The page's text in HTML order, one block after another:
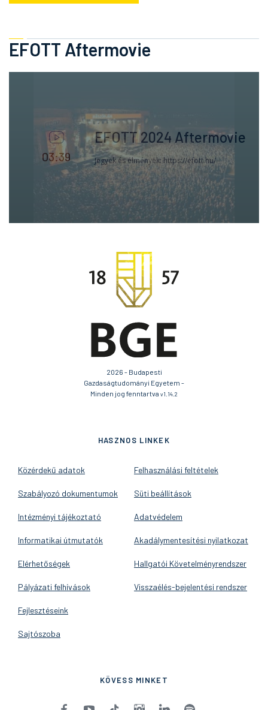
EFOTT Aftermovie
03:39
EFOTT 2024 Aftermovie
Jegyek és élmények: https://efott.hu/
2026 - Budapesti
Gazdaságtudományi Egyetem -
Minden jog fenntartva v1.14.2
HASZNOS LINKEK
Közérdekű adatok
Szabályozó dokumentumok
Intézményi tájékoztató
Informatikai útmutatók
Elérhetőségek
Pályázati felhívások
Fejlesztéseink
Sajtószoba
Felhasználási feltételek
Süti beállítások
Adatvédelem
Akadálymentesítési nyilatkozat
Hallgatói Követelményrendszer
Visszaélés-bejelentési rendszer
KÖVESS MINKET